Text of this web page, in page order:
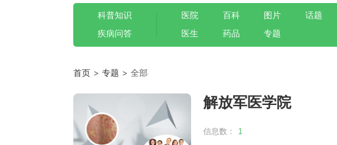
科普知识
疾病问答
医院
医生
百科
药品
图片
专题
话题
首页 > 专题 > 全部
解放军医学院
信息数： 1